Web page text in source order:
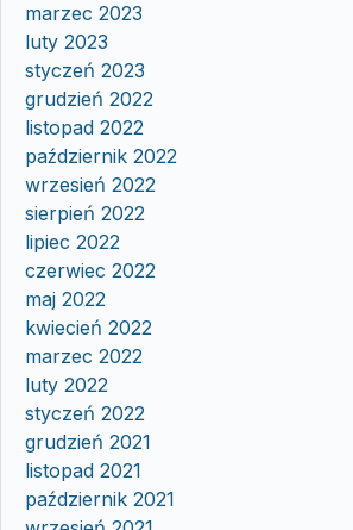
marzec 2023
luty 2023
styczeń 2023
grudzień 2022
listopad 2022
październik 2022
wrzesień 2022
sierpień 2022
lipiec 2022
czerwiec 2022
maj 2022
kwiecień 2022
marzec 2022
luty 2022
styczeń 2022
grudzień 2021
listopad 2021
październik 2021